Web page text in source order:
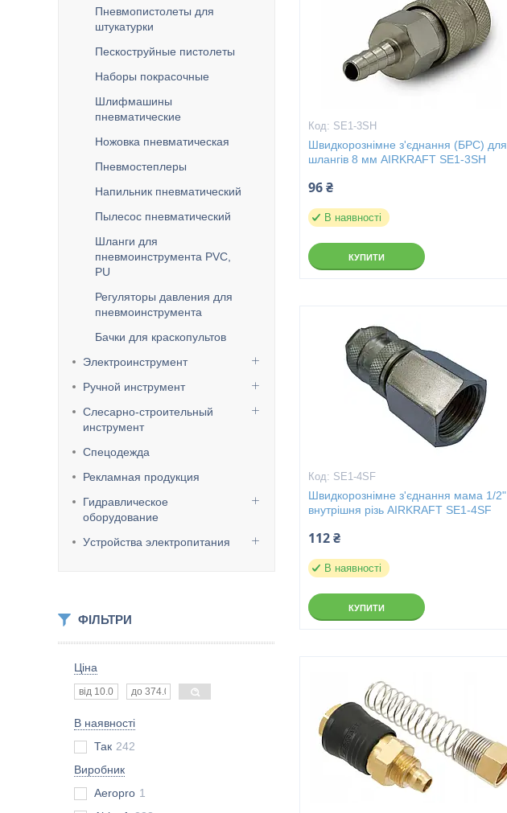
Пневмопистолеты для
штукатурки
Пескоструйные пистолеты
Наборы покрасочные
Шлифмашины
пневматические
Ножовка пневматическая
Пневмостеплеры
Напильник пневматический
Пылесос пневматический
Шланги для
пневмоинструмента PVC,
PU
Регуляторы давления для
пневмоинструмента
Бачки для краскопультов
Электроинструмент
Ручной инструмент
Слесарно-строительный
инструмент
Спецодежда
Рекламная продукция
Гидравлическое
оборудование
Уcтpoйcтвa элeктpoпитaния
ФІЛЬТРИ
Ціна
В наявності
Так 242
Виробник
Aeropro 1
SE1-3SH
Швидкорознімне з'єднання (БРС) для
шлангів 8 мм AIRKRAFT SE1-3SH
96 ₴
В наявності
КУПИТИ
SE1-4SF
Швидкорознімне з'єднання мама 1/2"
внутрішня різь AIRKRAFT SE1-4SF
112 ₴
В наявності
КУПИТИ